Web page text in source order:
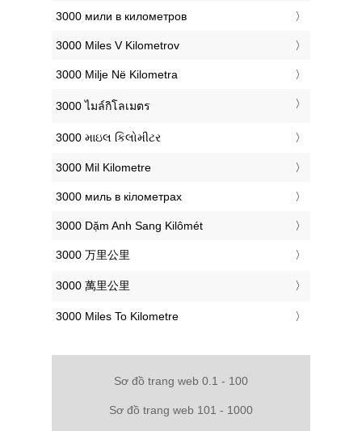
‎3000 мили в километров
‎3000 Miles V Kilometrov
‎3000 Milje Në Kilometra
‎3000 ไมล์กิโลเมตร
‎3000 માઇલ કિલોમીટર
‎3000 Mil Kilometre
‎3000 миль в кілометрах
‎3000 Dặm Anh Sang Kilômét
‎3000 万里公里
‎3000 萬里公里
‎3000 Miles To Kilometre
Sơ đồ trang web 0.1 - 100
Sơ đồ trang web 101 - 1000